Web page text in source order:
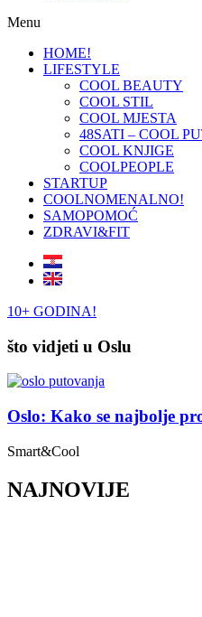
Menu
HOME!
LIFESTYLE
COOL BEAUTY
COOL STIL
COOL MJESTA
48SATI – COOL
COOL KNJIGE
COOLPEOPLE
STARTUP
COOLNOMENALNO!
SAMOPOMOĆ
ZDRAVI&FIT
10+ GODINA!
što vidjeti u Oslu
Oslo: Kako se najbolje
Smart&Cool
NAJNOVIJE